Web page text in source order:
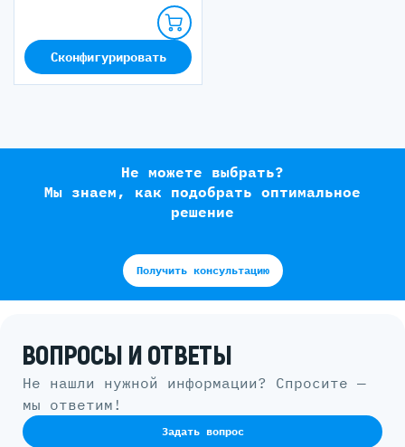
Сконфигурировать
Не можете выбрать?
Мы знаем, как подобрать оптимальное
решение
Получить консультацию
ВОПРОСЫ И ОТВЕТЫ
Не нашли нужной информации? Спросите —
мы ответим!
Задать вопрос